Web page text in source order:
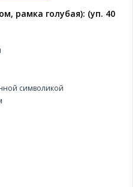
рамка голубая): (уп. 40
символикой